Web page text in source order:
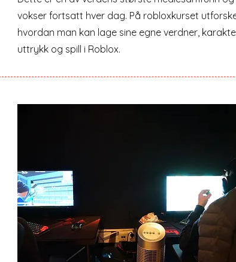
vokser fortsatt hver dag. På robloxkurset
hvordan man kan lage sine egne verdner,
uttrykk og spill i Roblox.